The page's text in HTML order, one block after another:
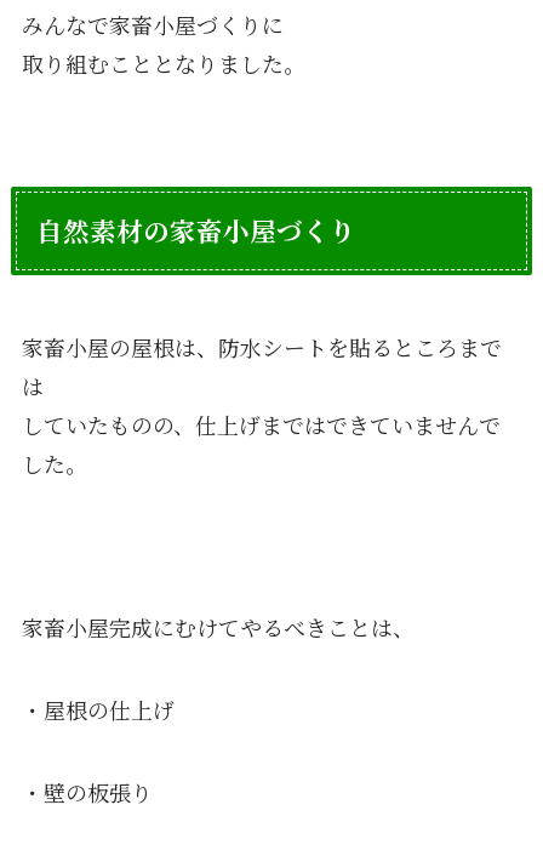
みんなで家畜小屋づくりに
取り組むこととなりました。
自然素材の家畜小屋づくり
家畜小屋の屋根は、防水シートを貼るところまで
は
していたものの、仕上げまではできていませんで
した。
家畜小屋完成にむけてやるべきことは、
・屋根の仕上げ
・壁の板張り